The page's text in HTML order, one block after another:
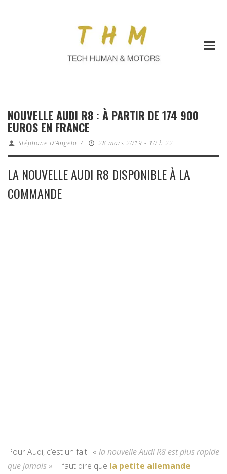
NOUVELLE AUDI R8 : À PARTIR DE 174 900
EUROS EN FRANCE
Stéphane D'Angelo / 28 mars 2019 - 10 h 22
LA NOUVELLE AUDI R8 DISPONIBLE À LA
COMMANDE
Pour Audi, c’est un fait : « la nouvelle Audi R8 est plus rapide
que jamais ». Il faut dire que la petite allemande